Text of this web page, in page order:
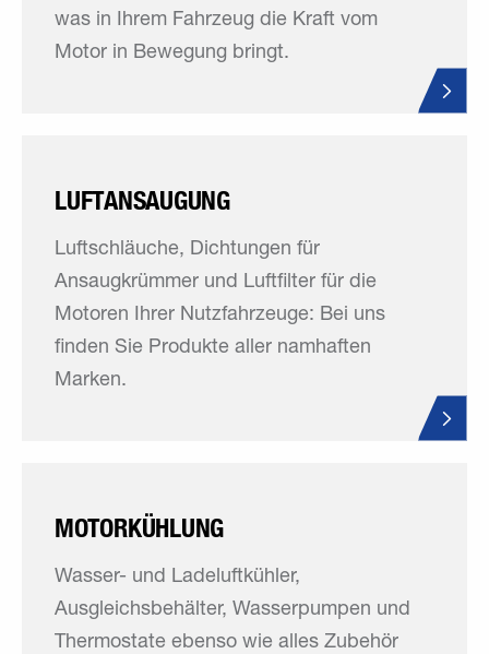
was in Ihrem Fahrzeug die Kraft vom
Motor in Bewegung bringt.
LUFTANSAUGUNG
Luftschläuche, Dichtungen für
Ansaugkrümmer und Luftfilter für die
Motoren Ihrer Nutzfahrzeuge: Bei uns
finden Sie Produkte aller namhaften
Marken.
MOTORKÜHLUNG
Wasser- und Ladeluftkühler,
Ausgleichsbehälter, Wasserpumpen und
Thermostate ebenso wie alles Zubehör